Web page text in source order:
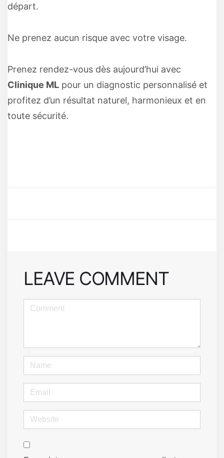
départ.
Ne prenez aucun risque avec votre visage.
Prenez rendez-vous dès aujourd’hui avec
Clinique ML pour un diagnostic personnalisé et
profitez d’un résultat naturel, harmonieux et en
toute sécurité.
LEAVE COMMENT
<b>Comment</b>
)
Name
Email
Website